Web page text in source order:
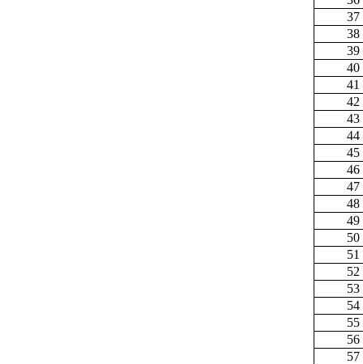
37
38
39
40
41
42
43
44
45
46
47
48
49
50
51
52
53
54
55
56
57